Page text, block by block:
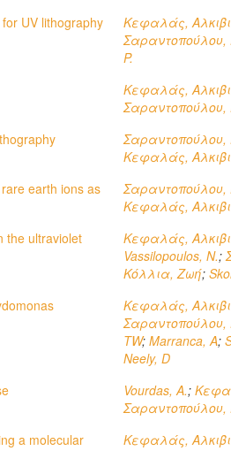
UV lithography
Κεφαλάς,
P.
Κεφαλάς,
Κεφαλάς,
earth ions as
Κεφαλάς,
the ultraviolet Κεφαλάς,
Vassilopoulos, N.;
Κόλλια, Ζωή;
Κεφαλάς,
TW; Marranca, A;
Neely, D
Vourdas, A.;
a molecular
Κεφαλάς,